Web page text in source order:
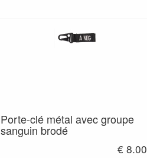
Porte-clé métal avec groupe
sanguin brodé
€ 8.00